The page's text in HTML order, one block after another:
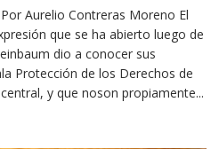
Aurelio Contreras Moreno El
que se ha abierto luego de
dio a conocer sus
Protección de los Derechos de
y que noson propiamente...